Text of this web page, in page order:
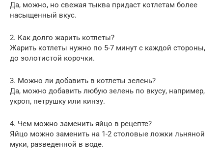
Да, можно, но свежая тыква придаст котлетам более
насыщенный вкус.
2. Как долго жарить котлеты?
Жарить котлеты нужно по 5-7 минут с каждой стороны,
до золотистой корочки.
3. Можно ли добавить в котлеты зелень?
Да, можно добавить любую зелень по вкусу, например,
укроп, петрушку или кинзу.
4. Чем можно заменить яйцо в рецепте?
Яйцо можно заменить на 1-2 столовые ложки льняной
муки, разведенной в воде.